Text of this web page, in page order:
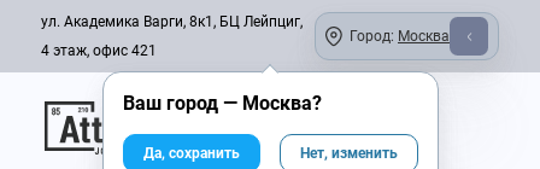
ул. Академика Варги, 8к1, БЦ Лейпциг,
4 этаж, офис 421
Город: Москва
Онлайн-журнал
Ваш город — Москва?
Да, сохранить Нет, изменить